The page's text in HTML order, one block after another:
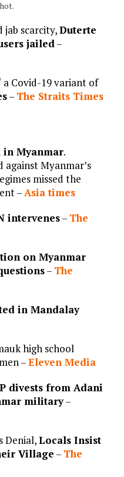
jab scarcity,Duterte
jailed–
a Covid-19 variant of
– The Straits Times
in Myanmar.
against Myanmar’s
missed the
–Asia times
intervenes– The
on Myanmar
– The
in Mandalay
high school
–Eleven Media
divests from Adani
military–
Denial,Locals Insist
Village – The